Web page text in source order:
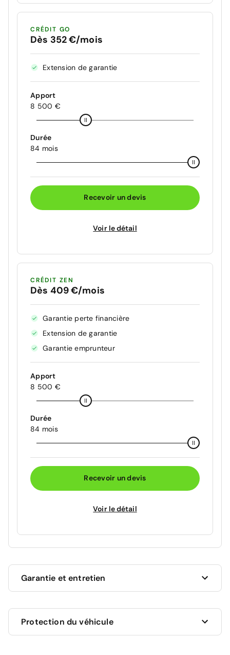
CRÉDIT GO
Dès 352 €/mois
Extension de garantie
Apport
8 500 €
Durée
84 mois
Recevoir un devis
Voir le détail
CRÉDIT ZEN
Dès 409 €/mois
Garantie perte financière
Extension de garantie
Garantie emprunteur
Apport
8 500 €
Durée
84 mois
Recevoir un devis
Voir le détail
Garantie et entretien
mois à compter de la date de livraison.
Protection du véhicule